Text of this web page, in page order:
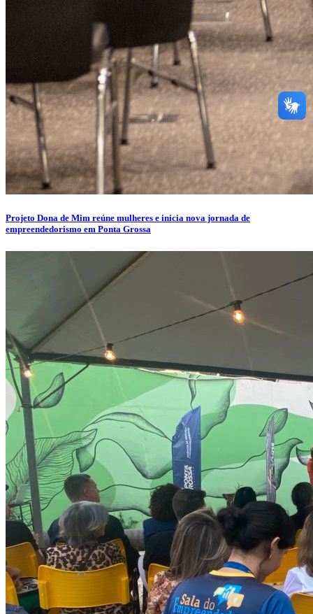
Projeto Dona de Mim reúne mulheres e inicia nova jornada de
empreendedorismo em Ponta Grossa